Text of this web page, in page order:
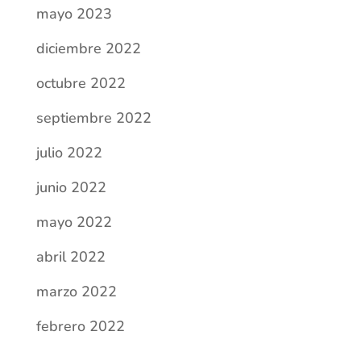
marzo 2022
febrero 2022
noviembre 2021
octubre 2021
septiembre 2021
julio 2021
junio 2021
mayo 2021
abril 2021
marzo 2021